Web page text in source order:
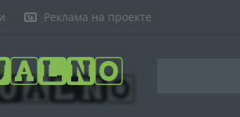
Реклама на проекте